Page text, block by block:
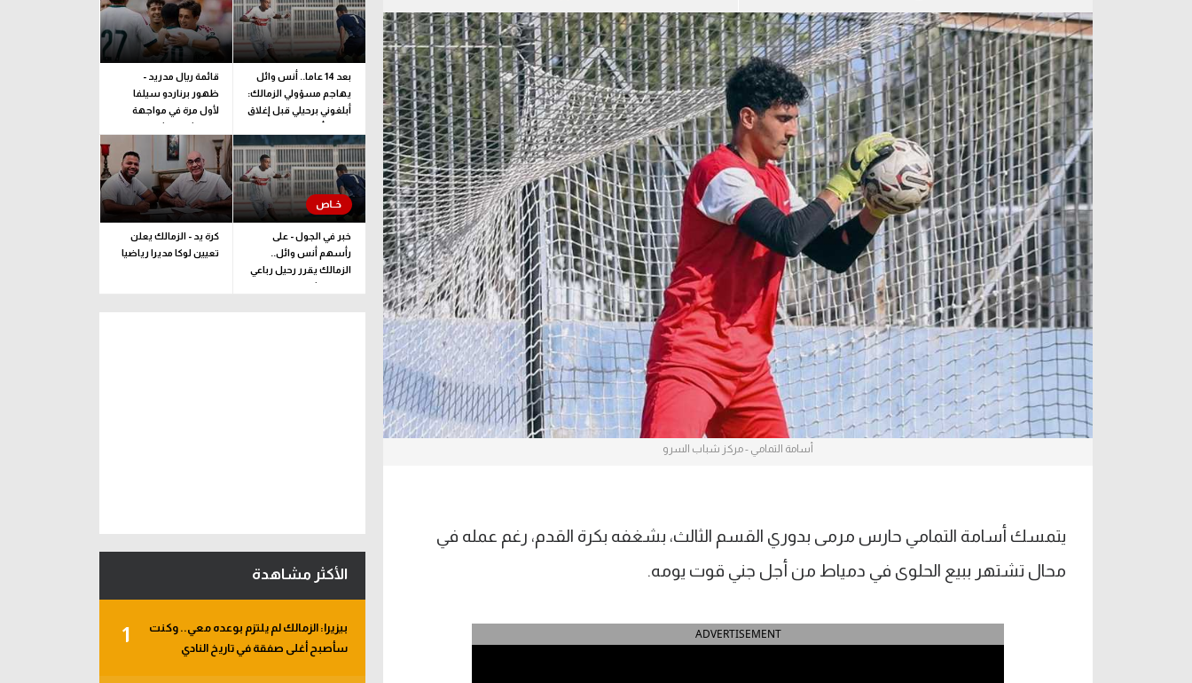
آراء حرة
ركن الألعاب
الدوري السعودي للمحترفين
دوري أبطال أوروبا
دوري أبطال إفريقيا
كل البطولات
دوري أبطال أوروبا
القسم الثاني
رياضات أخرى
آسيا
أمريكا
ركن الألعاب
أسامة التمامي - مركز شباب السرو
يتمسك أسامة التمامي حارس مرمى بدوري القسم الثالث، بشغفه بكرة القدم، رغم عمله في
محال تشتهر ببيع الحلوى في دمياط من أجل جني قوت يومه.
ADVERTISEMENT
بعد 14 عاما.. أنس وائل
يهاجم مسؤولي الزمالك:
أبلغوني برحيلي قبل إغلاق
القيد بأيام
قائمة ريال مدريد -
ظهور برناردو سيلفا
لأول مرة في مواجهة
فرينتشفاروشي
خبر في الجول - على
رأسهم أنس وائل..
الزمالك يقرر رحيل رباعي
فريق الشباب
كرة يد - الزمالك يعلن
تعيين لوكا مديرا رياضيا
الأكثر مشاهدة
1
بيزيرا: الزمالك لم يلتزم بوعده معي.. وكنت
سأصبح أغلى صفقة في تاريخ النادي